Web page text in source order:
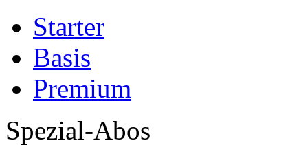
Starter
Basis
Premium
Spezial-Abos